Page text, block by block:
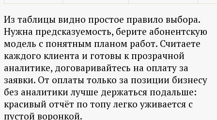
Из таблицы видно простое правило выбора.
Нужна предсказуемость, берите абонентскую
модель с понятным планом работ. Считаете
каждого клиента и готовы к прозрачной
аналитике, договаривайтесь на оплату за
заявки. От оплаты только за позиции бизнесу
без аналитики лучше держаться подальше:
красивый отчёт по топу легко уживается с
пустой воронкой.